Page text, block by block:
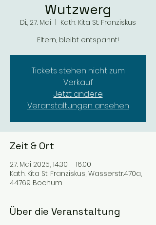
Wutzwerg
Di., 27. Mai
Kath. Kita St. Franziskus
Eltern, bleibt entspannt!
Tickets stehen nicht zum
Verkauf
Jetzt andere
Veranstaltungen ansehen
Zeit & Ort
27. Mai 2025, 14:30 – 16:00
Kath. Kita St. Franziskus, Wasserstr.470a,
44769 Bochum
Über die Veranstaltung